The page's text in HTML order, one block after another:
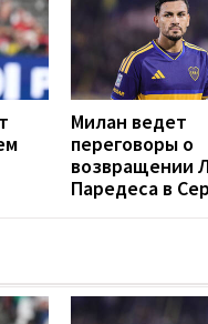
Милан ведет
переговоры о
возвращении
Паредеса в